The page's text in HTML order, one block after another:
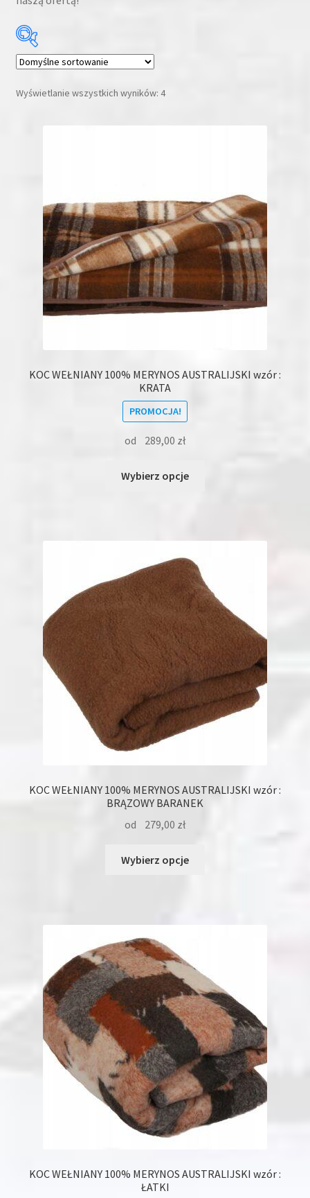
Cena:279 zł—389 zł
Promocja(1)
Wyświetlanie wszystkich wyników: 4
KOC WEŁNIANY 100% MERYNOS AUSTRALIJSKI wzór :
KRATA
PROMOCJA!
od 289,00 zł
Wybierz opcje
wybrać
na
stronie
produktu
KOC WEŁNIANY 100% MERYNOS AUSTRALIJSKI wzór :
BRĄZOWY BARANEK
od
279,00 zł
Wybierz opcje
wybrać
na
stronie
produktu
KOC WEŁNIANY 100% MERYNOS AUSTRALIJSKI wzór :
ŁATKI